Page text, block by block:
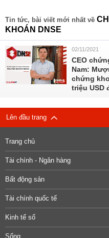
Tin tức, bài viết mới nhất về
KHOÁN DNSE
02/11/2021
CEO
Nam:
chứng
triệu USD
Lên đầu trang
Trang chủ
Tài chính - Ngân hàng
Bất động sản
Tài chính quốc tế
Kinh tế số
Sống